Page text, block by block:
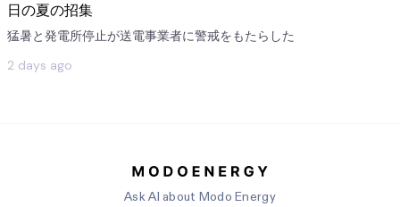
日の夏の招集
猛暑と発電所停止が送電事業者に警戒をもたらした
2 days ago
Ask AI about Modo Energy